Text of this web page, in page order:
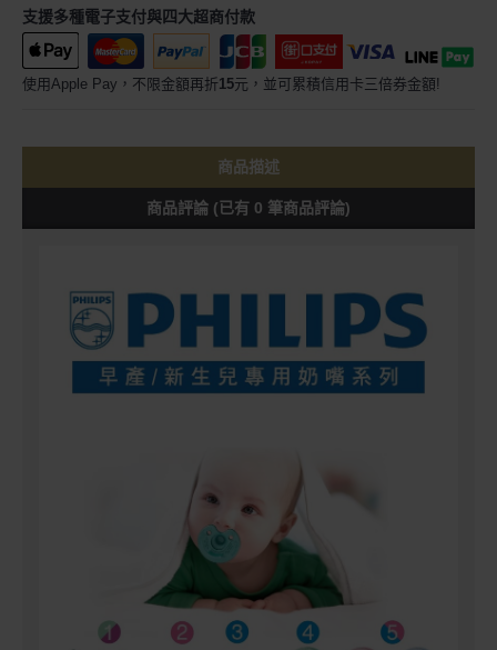
支援多種電子支付與四大超商付款
使用Apple Pay，不限金額再折15元，並可累積信用卡三倍券金額!
商品描述
商品評論 (已有 0 筆商品評論)